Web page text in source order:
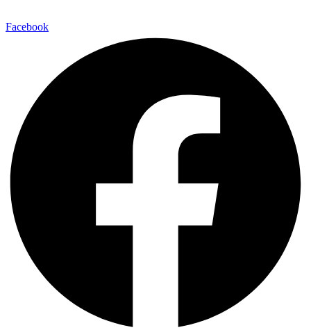
Facebook